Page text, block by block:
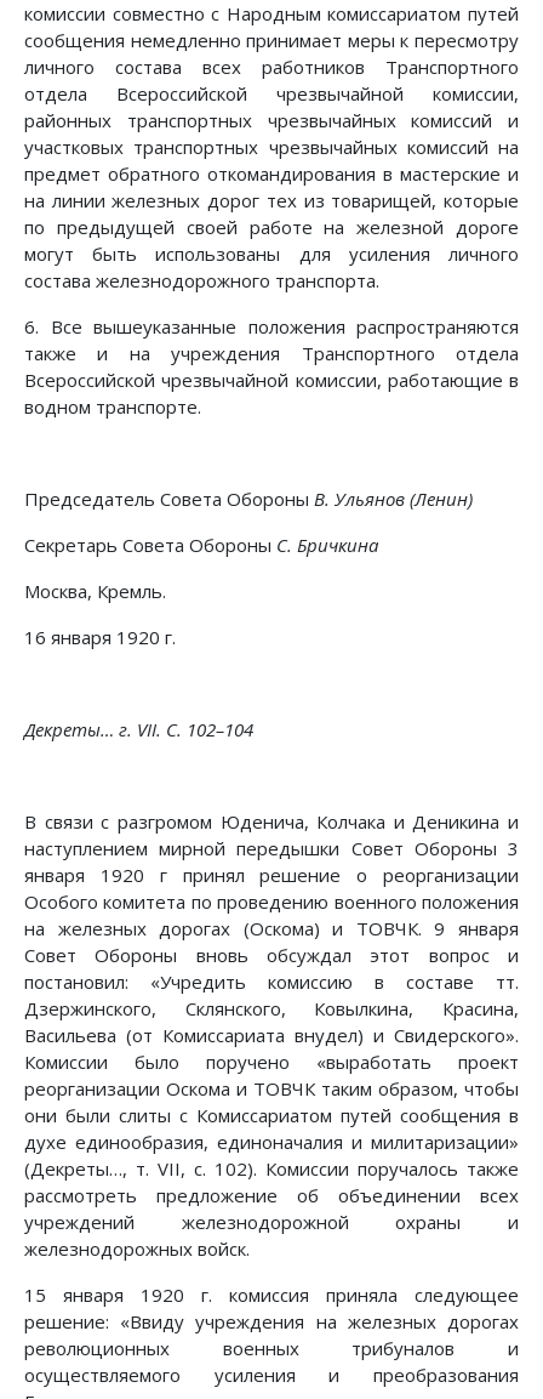
комиссии совместно с Народным комиссариатом путей
сообщения немедленно принимает меры к пересмотру
личного состава всех работников Транспортного
отдела Всероссийской чрезвычайной комиссии,
районных транспортных чрезвычайных комиссий и
участковых транспортных чрезвычайных комиссий на
предмет обратного откомандирования в мастерские и
на линии железных дорог тех из товарищей, которые
по предыдущей своей работе на железной дороге
могут быть использованы для усиления личного
состава железнодорожного транспорта.
6. Все вышеуказанные положения распространяются
также и на учреждения Транспортного отдела
Всероссийской чрезвычайной комиссии, работающие в
водном транспорте.
Председатель Совета Обороны В. Ульянов (Ленин)
Секретарь Совета Обороны С. Бричкина
Москва, Кремль.
16 января 1920 г.
Декреты… г. VII. С. 102–104
В связи с разгромом Юденича, Колчака и Деникина и
наступлением мирной передышки Совет Обороны 3
января 1920 г принял решение о реорганизации
Особого комитета по проведению военного положения
на железных дорогах (Оскома) и ТОВЧК. 9 января
Совет Обороны вновь обсуждал этот вопрос и
постановил: «Учредить комиссию в составе тт.
Дзержинского, Склянского, Ковылкина, Красина,
Васильева (от Комиссариата внудел) и Свидерского».
Комиссии было поручено «выработать проект
реорганизации Оскома и ТОВЧК таким образом, чтобы
они были слиты с Комиссариатом путей сообщения в
духе единообразия, единоначалия и милитаризации»
(Декреты…, т. VII, с. 102). Комиссии поручалось также
рассмотреть предложение об объединении всех
учреждений железнодорожной охраны и
железнодорожных войск.
15 января 1920 г. комиссия приняла следующее
решение: «Ввиду учреждения на железных дорогах
революционных военных трибуналов и
осуществляемого усиления и преобразования